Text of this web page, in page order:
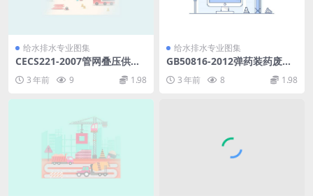
给水排水专业图集
CECS221-2007管网叠压供水
3 年前 9 1.98
给水排水专业图集
GB50816-2012弹药装药废水
3 年前 8 1.98